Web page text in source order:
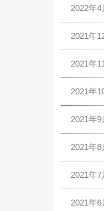
2022年4
2021年
2021年
2021年
2021年9
2021年8
2021年7
2021年6